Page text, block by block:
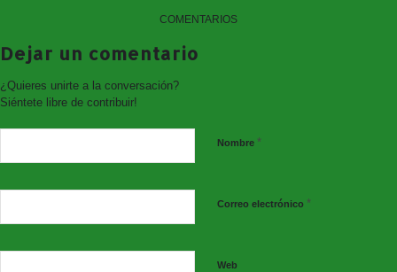
C) Ruegos y preguntas
Decreto convocatoria Pleno Ordinario
COMENTARIOS
Dejar un comentario
¿Quieres unirte a la conversación?
Siéntete libre de contribuir!
Nombre *
Correo electrónico *
Web